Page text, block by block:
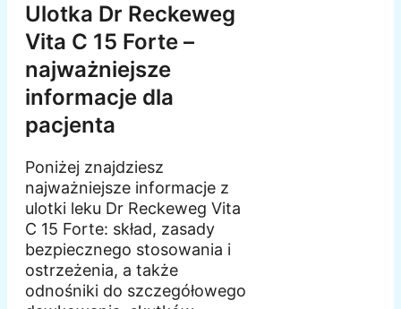
Ulotka Dr Reckeweg
Vita C 15 Forte –
najważniejsze
informacje dla
pacjenta
Poniżej znajdziesz
najważniejsze informacje z
ulotki leku Dr Reckeweg Vita
C 15 Forte: skład, zasady
bezpiecznego stosowania i
ostrzeżenia, a także
odnośniki do szczegółowego